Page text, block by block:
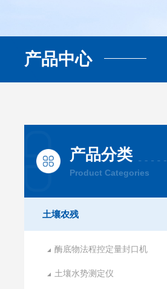
产品中心
产品分类
Product Categories
土壤农残
酶底物法程控定量封口机
土壤水势测定仪